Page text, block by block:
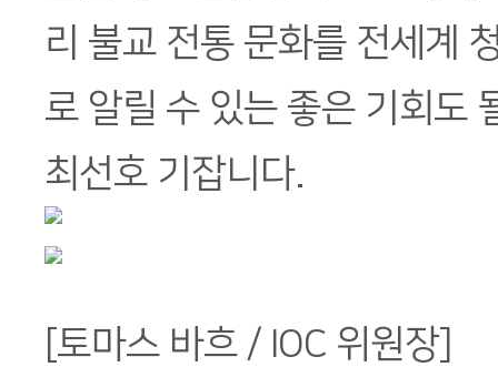
리 불교 전통 문화를 전세계
로 알릴 수 있는 좋은 기회도
최선호 기잡니다.
[토마스 바흐 / IOC 위원장]